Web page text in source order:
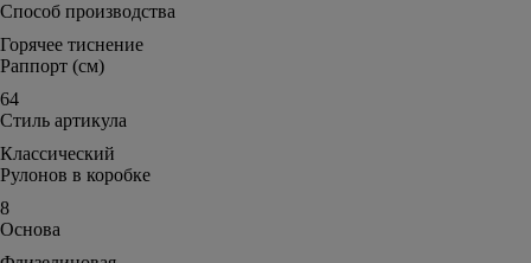
Способ производства
Горячее тиснение
Раппорт (см)
64
Стиль артикула
Классический
Рулонов в коробке
8
Основа